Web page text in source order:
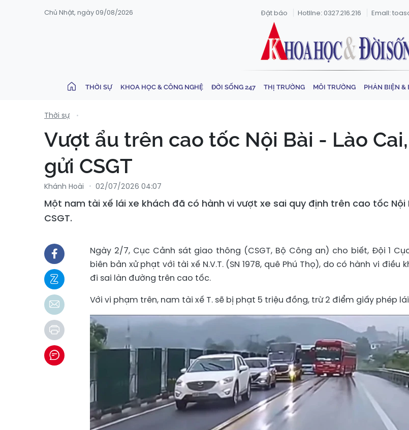
Chủ Nhật, ngày 09/08/2026 Đặt báo Hotline: 0327.216.216 Email:
THỜI SỰ KHOA HỌC & CÔNG NGHỆ ĐỜI SỐNG 247 THỊ TRƯỜNG MÔI TRƯỜNG PHẢN BIỆN &
Thời sự
Vượt ẩu trên cao tốc Nội Bài - Lào
gửi CSGT
Khánh Hoài 02/07/2026 04:07
Một nam tài xế lái xe khách đã có hành vi vượt xe sai quy định trên cao tốc
CSGT.
Ngày 2/7, Cục Cảnh sát giao thông (CSGT, Bộ Công an) cho biết, Đội 1
biên bản xử phạt với tài xế N.V.T. (SN 1978, quê Phú Thọ), do có hành vi điều
đi sai làn đường trên cao tốc.
Với vi phạm trên, nam tài xế T. sẽ bị phạt 5 triệu đồng, trừ 2 điểm giấy phép